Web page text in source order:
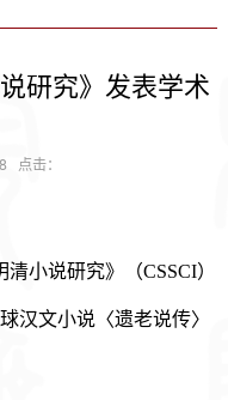
研究》发表学术
点击：
小说研究》（CSSCI）
汉文小说〈遗老说传〉